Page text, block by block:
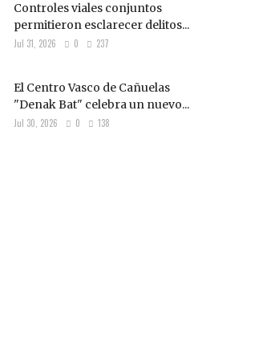
Controles viales conjuntos
permitieron esclarecer delitos...
Jul 31, 2026 0 237
El Centro Vasco de Cañuelas
"Denak Bat" celebra un nuevo...
Jul 30, 2026 0 138